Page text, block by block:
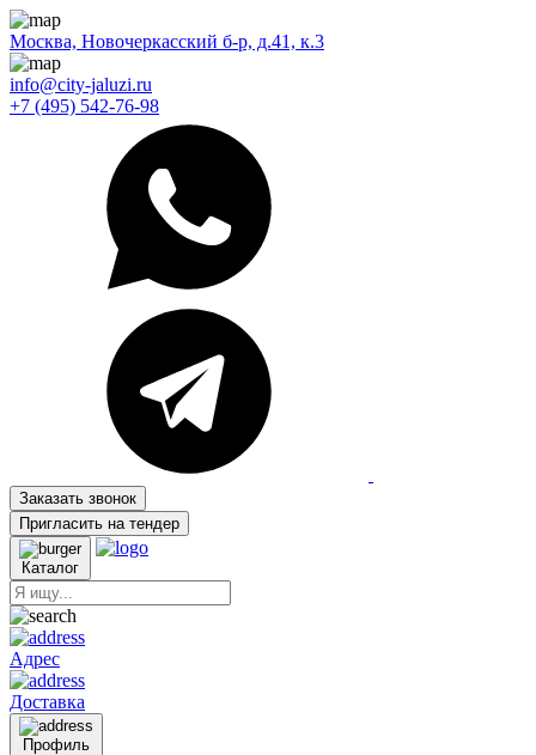
Москва, Новочеркасский б-р, д.41, к.3
info@city-jaluzi.ru
+7 (495) 542-76-98
Заказать звонок
Пригласить на тендер
Каталог
Адрес
Доставка
Профиль